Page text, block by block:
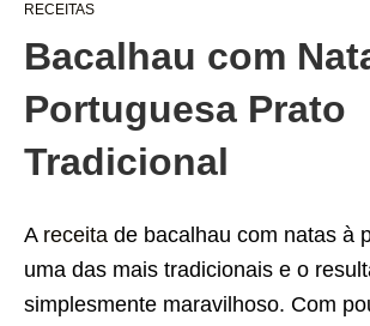
RECEITAS
Bacalhau com
Portuguesa Prato
Tradicional
A receita de bacalhau com natas à
uma das mais tradicionais e o
simplesmente maravilhoso. Com